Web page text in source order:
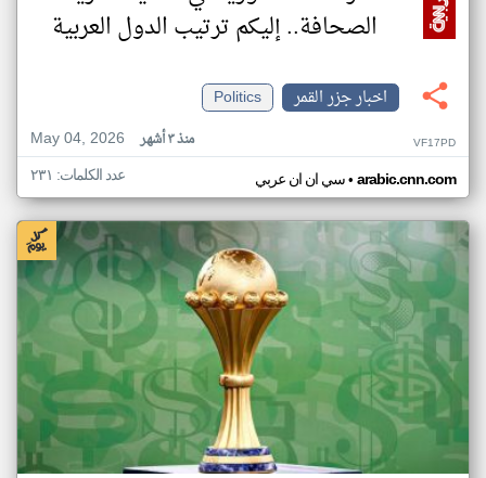
الصحافة.. إليكم ترتيب الدول العربية
اخبار جزر القمر
Politics
May 04, 2026
منذ ٣ أشهر VF17PD
سي ان ان عربي• arabic.cnn.com عدد الكلمات: ٢٣١